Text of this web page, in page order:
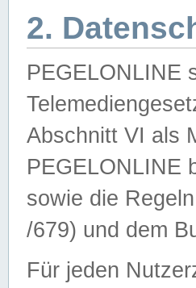
2.
PEGELONLINE
Abschnitt VI als
PEGELONLINE
sowie die
/679) und dem
Für jeden